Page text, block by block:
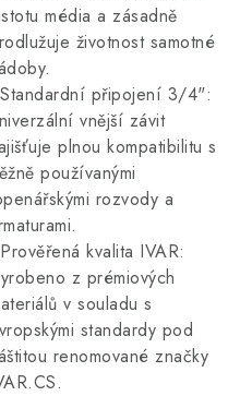
média a zásadně
životnost samotné
Standardní připojení 3/4":
vnější závit
plnou kompatibilitu s
používanými
rozvody a
kvalita IVAR:
z prémiových
v souladu s
standardy pod
renomované značky